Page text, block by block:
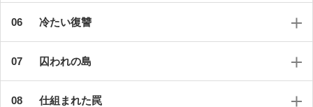
冷たい復讐
囚われの島
仕組まれた罠